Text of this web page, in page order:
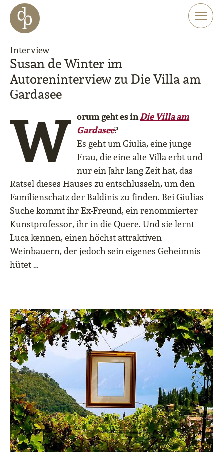
Zum Haupt-Inhalt springen
Zur Navigation springen
Zur Website-Suche springen
Interview
Susan de Winter im
Autoreninterview zu Die Villa am
Gardasee
W orum geht es inDie Villa am
Gardasee?
Es geht um Giulia, eine junge
Frau, die eine alte Villa erbt und
nur ein Jahr lang Zeit hat, das
Rätsel dieses Hauses zu entschlüsseln, um den
Familienschatz der Baldinis zu finden. Bei Giulias
Suche kommt ihr Ex-Freund, ein renommierter
Kunstprofessor, ihr in die Quere. Und sie lernt
Luca kennen, einen höchst attraktiven
Weinbauern, der jedoch sein eigenes Geheimnis
hütet …